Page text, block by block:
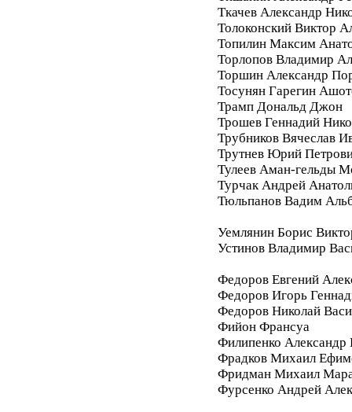
Ткачев Александр
Толоконский Виктор
Топилин Максим
Торлопов Владимир
Торшин Александр
Тосунян Гарегин
Трамп Дональд Джон
Трошев Геннадий
Трубников Вячеслав
Трутнев Юрий
Тулеев Аман-гельды
Турчак Андрей
Тюльпанов Вадим
Уемлянин Борис
Устинов Владимир
Федоров Евгений
Федоров Игорь
Федоров Николай
Фийон Франсуа
Филипенко Александр
Фрадков Михаил
Фридман Михаил
Фурсенко Андрей